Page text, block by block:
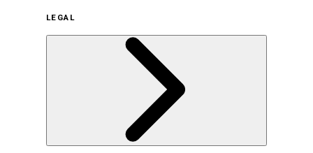
サステナビリティの取り組み（日本）
サステナビリティの取り組み（米国/英語）
ヒストリー
採用情報
LEGAL